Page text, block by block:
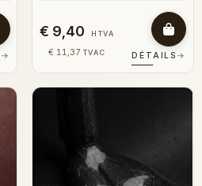
→
€ 9,40 HTVA
€ 11,37 TVAC DÉTAILS →